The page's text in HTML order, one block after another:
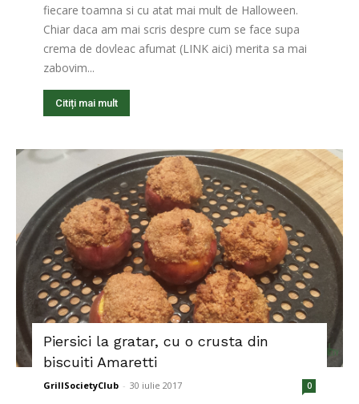
fiecare toamna si cu atat mai mult de Halloween.
Chiar daca am mai scris despre cum se face supa
crema de dovleac afumat (LINK aici) merita sa mai
zabovim...
Citiți mai mult
Piersici la gratar, cu o crusta din
biscuiti Amaretti
GrillSocietyClub - 30 iulie 2017 0